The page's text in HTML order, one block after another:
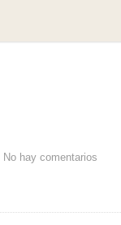
No hay comentarios